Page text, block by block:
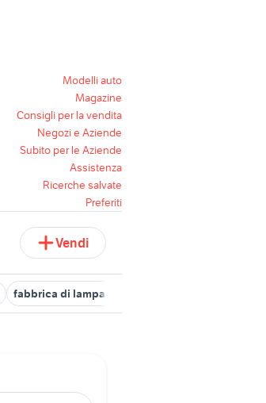
Modelli auto
Magazine
Consigli per la vendita
Negozi e Aziende
Subito per le Aziende
Assistenza
Ricerche salvate
Preferiti
Vendi
fabbrica di lampadine